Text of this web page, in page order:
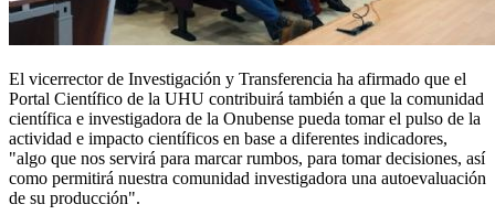
El vicerrector de Investigación y Transferencia ha afirmado que el
Portal Científico de la UHU contribuirá también a que la comunidad
científica e investigadora de la Onubense pueda tomar el pulso de la
actividad e impacto científicos en base a diferentes indicadores,
"algo que nos servirá para marcar rumbos, para tomar decisiones, así
como permitirá nuestra comunidad investigadora una autoevaluación
de su producción".